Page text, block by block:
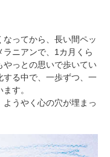
ってから、長い間ペッ
ラニアンで、1カ月くら
やっとの思いで歩いてい
する中で、一歩ずつ、一
す。
うやく心の穴が埋まっ